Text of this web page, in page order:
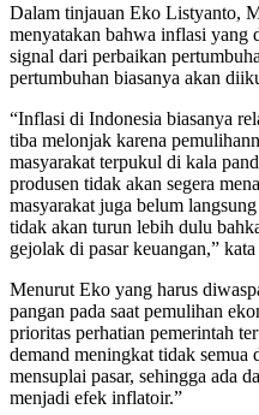
Dalam tinjauan Eko Listyanto,
menyatakan bahwa inflasi yang
signal dari perbaikan
pertumbuhan biasanya akan
“Inflasi di Indonesia biasanya
tiba melonjak karena
masyarakat terpukul di kala
produsen tidak akan segera
masyarakat juga belum
tidak akan turun lebih dulu
gejolak di pasar keuangan,”
Menurut Eko yang harus
pangan pada saat pemulihan
prioritas perhatian pemerintah
demand meningkat tidak semua
mensuplai pasar, sehingga ada
menjadi efek inflatoir.”